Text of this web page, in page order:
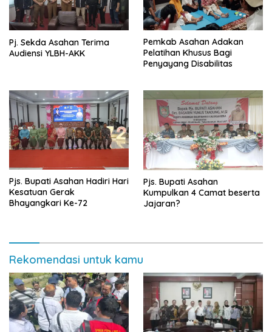
Pj. Sekda Asahan Terima
Audiensi YLBH-AKK
Pemkab Asahan Adakan
Pelatihan Khusus Bagi
Penyayang Disabilitas
Pjs. Bupati Asahan Hadiri Hari
Kesatuan Gerak
Bhayangkari Ke-72
Pjs. Bupati Asahan
Kumpulkan 4 Camat beserta
Jajaran?
Rekomendasi untuk kamu